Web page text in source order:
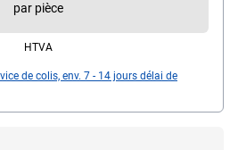
par pièce
HTVA
de colis, env. 7 - 14 jours délai de